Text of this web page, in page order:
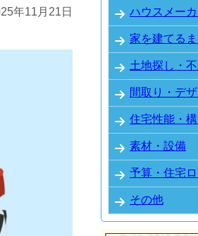
年11月21日 ハウスメー
家を建てる
土地探し・
間取り・デ
住宅性能・
素材・設備
予算・住宅
その他